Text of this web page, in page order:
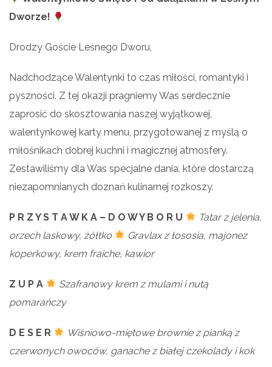
Dworze!
Drodzy Goście Leśnego Dworu,
Nadchodzące Walentynki to czas miłości, romantyki i
pyszności. Z tej okazji pragniemy Was serdecznie
zaprosić do skosztowania naszej wyjątkowej,
walentynkowej karty menu, przygotowanej z myślą o
miłośnikach dobrej kuchni i magicznej atmosfery.
Zestawiliśmy dla Was specjalne dania, które dostarczą
niezapomnianych doznań kulinarnej rozkoszy.
P R Z Y S T A W K A – D O W Y B O R U
Tatar z jelenia,
orzech laskowy, żółtko
Gravlax z łososia, majonez
koperkowy, krem fraiche, kawior
Z U P A
Szafranowy krem z mulami i nutą
pomarańczy
D E S E R
Wiśniowo-miętowe brownie z pianką z
czerwonych owoców, ganache z białej czekolady i kok